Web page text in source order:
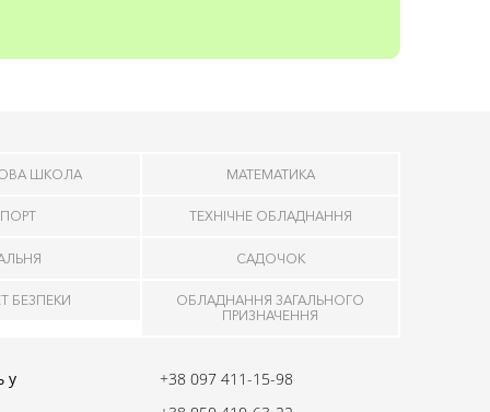
ШКОЛА МАТЕМАТИКА
ТЕХНІЧНЕ ОБЛАДНАННЯ
САДОЧОК
БЕЗПЕКИ
ОБЛАДНАННЯ ЗАГАЛЬНОГО
ПРИЗНАЧЕННЯ
у
+38 097 411-15-98